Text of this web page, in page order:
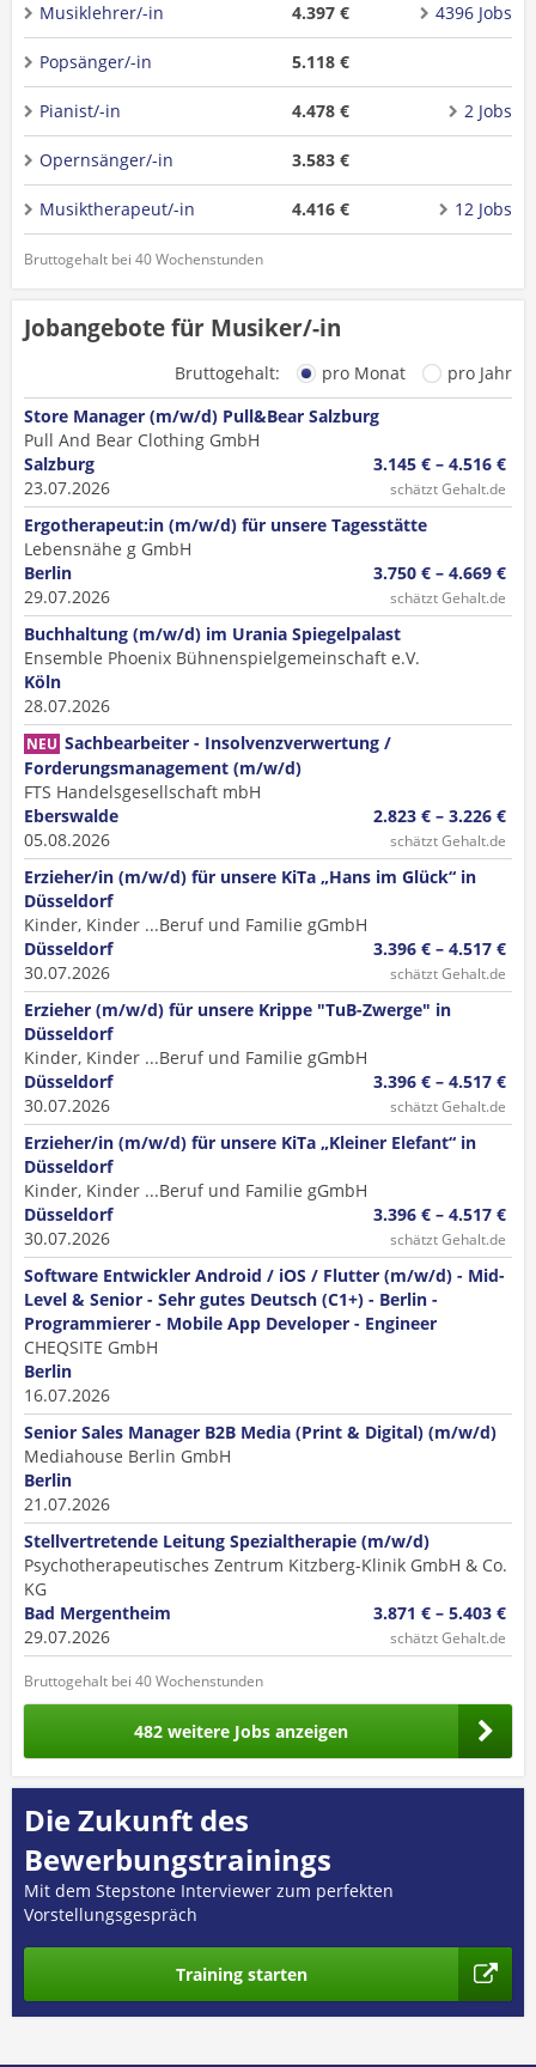
Musiklehrer/-in 4.397 € 4396 Jobs
Popsänger/-in 5.118 €
Pianist/-in 4.478 € 2 Jobs
Opernsänger/-in 3.583 €
Musiktherapeut/-in 4.416 € 12 Jobs
Bruttogehalt bei 40 Wochenstunden
Jobangebote für Musiker/-in
Bruttogehalt: pro Monat
pro Jahr
Store Manager (m/w/d) Pull&Bear Salzburg
Pull And Bear Clothing GmbH
Salzburg
23.07.2026
3.145 € – 4.516 €
schätzt Gehalt.de
Ergotherapeut:in (m/w/d) für unsere Tagesstätte
Lebensnähe g GmbH
Berlin
29.07.2026
3.750 € – 4.669 €
schätzt Gehalt.de
Buchhaltung (m/w/d) im Urania Spiegelpalast
Ensemble Phoenix Bühnenspielgemeinschaft e.V.
Köln
28.07.2026
NEU Sachbearbeiter - Insolvenzverwertung /
Forderungsmanagement (m/w/d)
FTS Handelsgesellschaft mbH
Eberswalde
05.08.2026
2.823 € – 3.226 €
schätzt Gehalt.de
Erzieher/in (m/w/d) für unsere KiTa „Hans im Glück“ in
Düsseldorf
Kinder, Kinder ...Beruf und Familie gGmbH
Düsseldorf
30.07.2026
3.396 € – 4.517 €
schätzt Gehalt.de
Erzieher (m/w/d) für unsere Krippe "TuB-Zwerge" in
Düsseldorf
Kinder, Kinder ...Beruf und Familie gGmbH
Düsseldorf
30.07.2026
3.396 € – 4.517 €
schätzt Gehalt.de
Erzieher/in (m/w/d) für unsere KiTa „Kleiner Elefant“ in
Düsseldorf
Kinder, Kinder ...Beruf und Familie gGmbH
Düsseldorf
30.07.2026
3.396 € – 4.517 €
schätzt Gehalt.de
Software Entwickler Android / iOS / Flutter (m/w/d) - Mid-
Level & Senior - Sehr gutes Deutsch (C1+) - Berlin -
Programmierer - Mobile App Developer - Engineer
CHEQSITE GmbH
Berlin
16.07.2026
Senior Sales Manager B2B Media (Print & Digital) (m/w/d)
Mediahouse Berlin GmbH
Berlin
21.07.2026
Stellvertretende Leitung Spezialtherapie (m/w/d)
Psychotherapeutisches Zentrum Kitzberg-Klinik GmbH & Co.
KG
Bad Mergentheim
29.07.2026
3.871 € – 5.403 €
schätzt Gehalt.de
Bruttogehalt bei 40 Wochenstunden
482 weitere Jobs anzeigen
Die Zukunft des
Bewerbungstrainings
Mit dem Stepstone Interviewer zum perfekten
Vorstellungsgespräch
Training starten